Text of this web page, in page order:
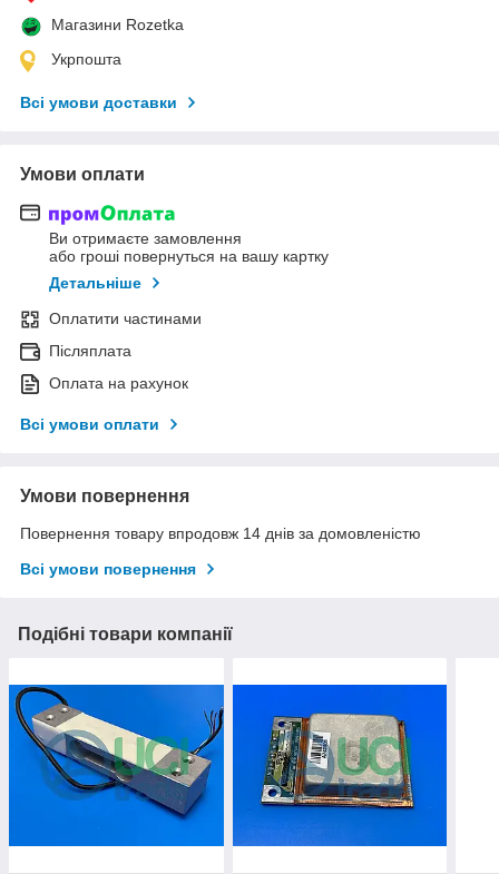
Магазини Rozetka
Укрпошта
Всі умови доставки
Умови оплати
Ви отримаєте замовлення
або гроші повернуться на вашу картку
Детальніше
Оплатити частинами
Післяплата
Оплата на рахунок
Всі умови оплати
Умови повернення
Повернення товару впродовж 14 днів за домовленістю
Всі умови повернення
Подібні товари компанії